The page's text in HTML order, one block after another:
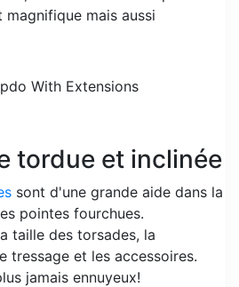
magnifique mais aussi
tordue et inclinée
sont d'une grande aide dans la
pointes fourchues.
taille des torsades, la
tressage et les accessoires.
jamais ennuyeux!